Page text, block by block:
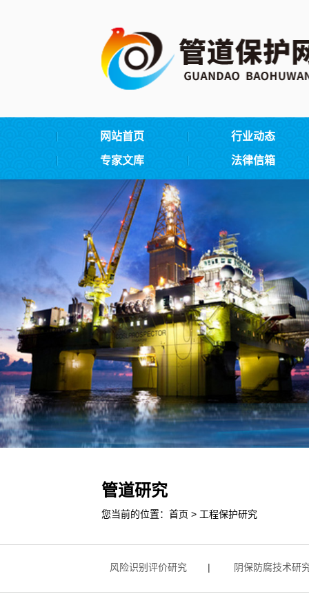
网站首页 行业动态
专家文库 法律信箱
管道研究
您当前的位置： 首页 > 工程保护研究
风险识别评价研究 阴保防腐技术研究